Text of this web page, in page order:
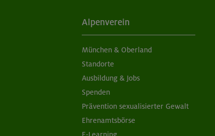
Alpenverein
München & Oberland
Standorte
Ausbildung & Jobs
Spenden
Prävention sexualisierter Gewalt
Ehrenamtsbörse